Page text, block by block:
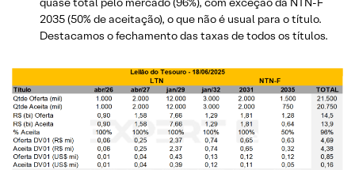
2035 (50% de aceitação), o que não é usual para o título.
Destacamos o fechamento das taxas de todos os títulos.